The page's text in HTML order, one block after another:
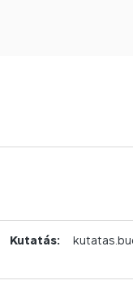
Kutatás: